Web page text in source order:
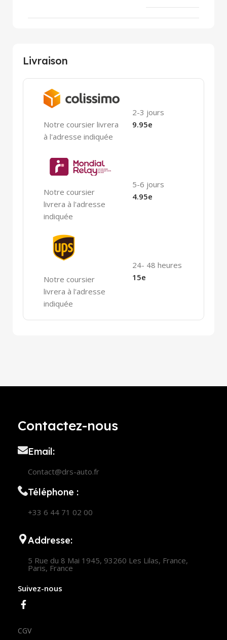
Livraison
Notre coursier livrera
à l'adresse indiquée
2-3 jours
9.95e
Notre coursier
livrera à l'adresse
indiquée
5-6 jours
4.95e
Notre coursier
livrera à l'adresse
indiquée
24- 48 heures
15e
Contactez-nous
Email:
Contact@drs-auto.fr
Téléphone :
+33 6 44 71 02 00
Addresse:
5 Rue du 8 Mai 1945, 93260 Les Lilas, France,
Paris, France
Suivez-nous
CGV